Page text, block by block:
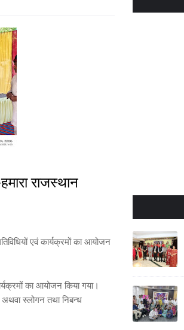
राजस्थान
एवं कार्यक्रमों का आयोजन
का आयोजन किया गया।
अथवा स्लोगन तथा निबन्ध